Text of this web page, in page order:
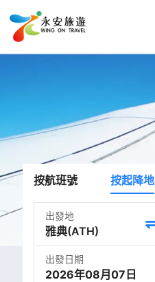
按航班號 按起降地
出發地
出發日期
2026年08月07日